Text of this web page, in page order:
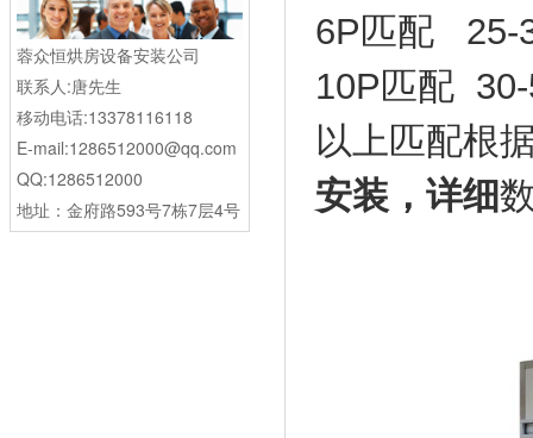
蓉众恒烘房设备安装公司
联系人:唐先生
移动电话:13378116118
E-mail:1286512000@qq.com
QQ:1286512000
地址：金府路593号7栋7层4号
6P匹配 25-
10P匹配
以上匹配根
安装，详细